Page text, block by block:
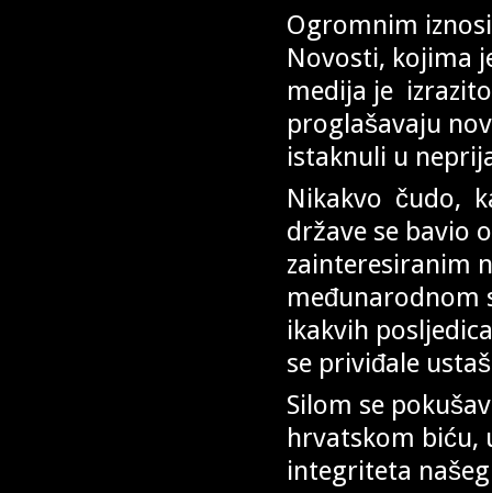
Ogromnim
Novosti, kojima
medija je
proglašavaju
istaknuli u
Nikakvo čudo,
države se bavio
zainteresiranim
međunarodnom
ikakvih
se priviđale
Silom se
hrvatskom biću,
integriteta